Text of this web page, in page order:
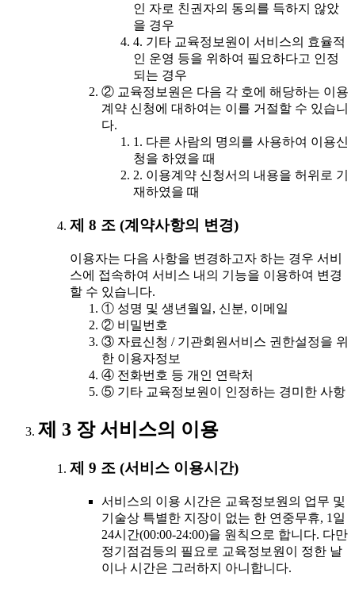
인 자로 친권자의 동의를 득하지 않았
을 경우
4. 기타 교육정보원이 서비스의 효율적
인 운영 등을 위하여 필요하다고 인정
되는 경우
② 교육정보원은 다음 각 호에 해당하는 이용
계약 신청에 대하여는 이를 거절할 수 있습니
다.
1. 다른 사람의 명의를 사용하여 이용신
청을 하였을 때
2. 이용계약 신청서의 내용을 허위로 기
재하였을 때
제 8 조 (계약사항의 변경)
이용자는 다음 사항을 변경하고자 하는 경우 서비
스에 접속하여 서비스 내의 기능을 이용하여 변경
할 수 있습니다.
① 성명 및 생년월일, 신분, 이메일
② 비밀번호
③ 자료신청 / 기관회원서비스 권한설정을 위
한 이용자정보
④ 전화번호 등 개인 연락처
⑤ 기타 교육정보원이 인정하는 경미한 사항
제 3 장 서비스의 이용
제 9 조 (서비스 이용시간)
서비스의 이용 시간은 교육정보원의 업무 및
기술상 특별한 지장이 없는 한 연중무휴, 1일
24시간(00:00-24:00)을 원칙으로 합니다. 다만
정기점검등의 필요로 교육정보원이 정한 날
이나 시간은 그러하지 아니합니다.